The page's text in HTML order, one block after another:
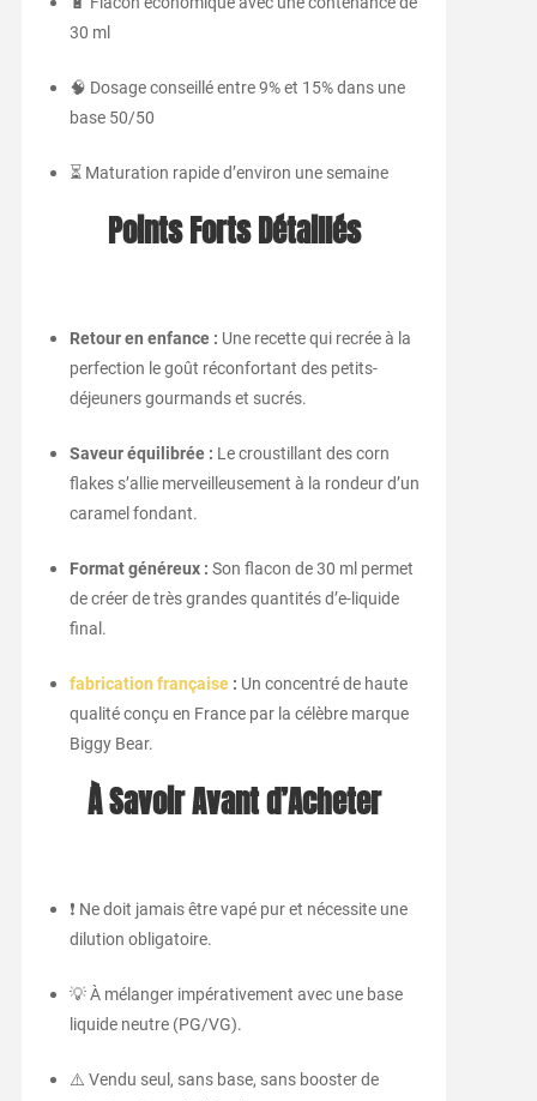
30 ml
🧠 Dosage conseillé entre 9% et 15% dans une
base 50/50
⏳ Maturation rapide d’environ une semaine
Points Forts Détaillés
Retour en enfance : Une recette qui recrée à la
perfection le goût réconfortant des petits-
déjeuners gourmands et sucrés.
Saveur équilibrée : Le croustillant des corn
flakes s’allie merveilleusement à la rondeur d’un
caramel fondant.
Format généreux : Son flacon de 30 ml permet
de créer de très grandes quantités d’e-liquide
final.
fabrication française: Un concentré de haute
qualité conçu en France par la célèbre marque
Biggy Bear.
À Savoir Avant d’Acheter
❗ Ne doit jamais être vapé pur et nécessite une
dilution obligatoire.
💡 À mélanger impérativement avec une base
liquide neutre (PG/VG).
⚠️ Vendu seul, sans base, sans booster de